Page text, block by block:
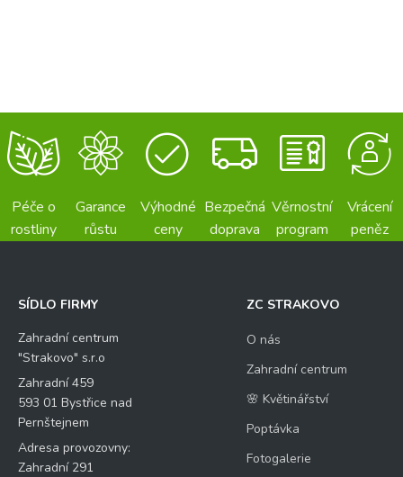
Péče o
rostliny
Garance
růstu
Výhodné
ceny
Bezpečná
doprava
Věrnostní
program
Vrácení
peněz
SÍDLO FIRMY
Zahradní centrum
"Strakovo" s.r.o
Zahradní 459
593 01 Bystřice nad
Pernštejnem
Adresa provozovny:
Zahradní 291
ZC STRAKOVO
O nás
Zahradní centrum
🌸 Květinářství
Poptávka
Fotogalerie